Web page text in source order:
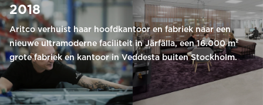
2018
Aritco verhuist haar hoofdkantoor en fabriek naar een
nieuwe ultramoderne faciliteit in Järfälla, een 16.000 m²
grote fabriek en kantoor in Veddesta buiten Stockholm.